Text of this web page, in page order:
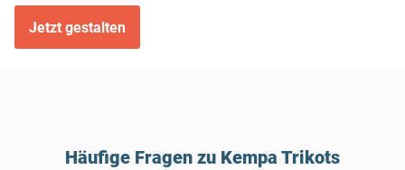
Jetzt gestalten
Häufige Fragen zu Kempa Trikots